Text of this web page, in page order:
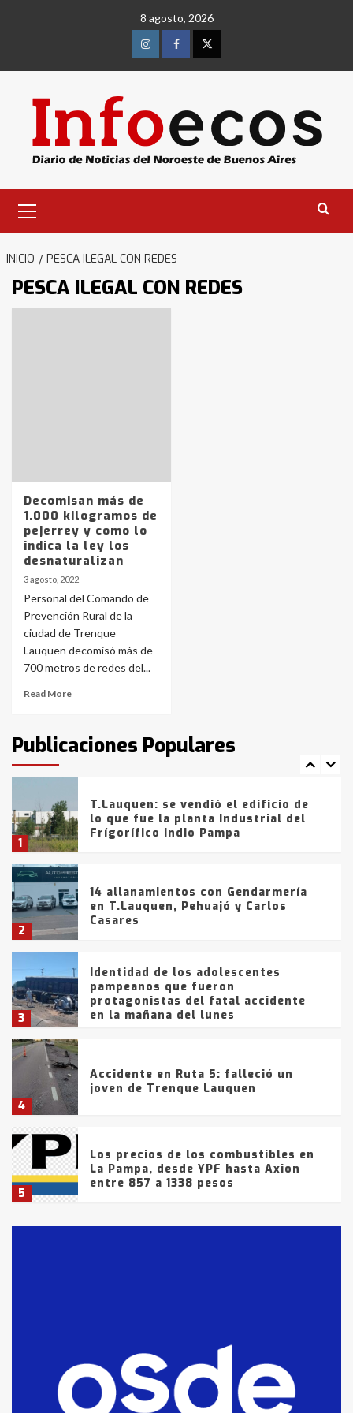
8 agosto, 2026
InstagramFacebookTwitter
primario
INICIO PESCA ILEGAL CON REDES
PESCA ILEGAL CON REDES
Decomisan más de
1.000 kilogramos de
pejerrey y como lo
indica la ley los
desnaturalizan
3 agosto, 2022
Personal del Comando de
Prevención Rural de la
ciudad de Trenque
Lauquen decomisó más de
700 metros de redes del...
Read More
Publicaciones Populares
4
5
Los precios de los combustibles en
La Pampa, desde YPF hasta Axion
6
La Bolsa de Cereales de Bahía
Blanca anticipa que Agosto vendrá
con lluvias y heladas, en gran parte
de la provincia
fueron detenidos por
comercialización de drogas en la
tarde del sábado
1
T.Lauquen: se vendió el edificio de
lo que fue la planta Industrial del
Frígorífico Indio Pampa
2
14 allanamientos con Gendarmería
en T.Lauquen, Pehuajó y Carlos
Casares
3
Identidad de los adolescentes
pampeanos que fueron
protagonistas del fatal accidente
en la mañana del lunes
4
Accidente en Ruta 5: falleció un
joven de Trenque Lauquen
5
Los precios de los combustibles en
La Pampa, desde YPF hasta Axion
entre 857 a 1338 pesos
fueron detenidos por
comercialización de drogas en la
tarde del sábado